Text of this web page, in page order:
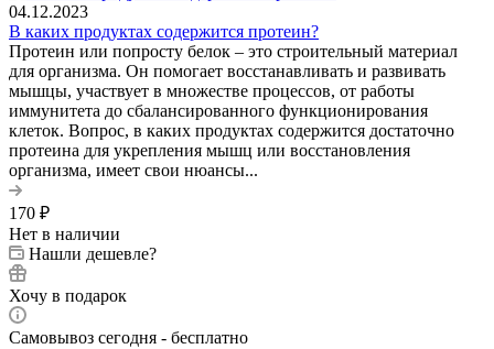
04.12.2023
В каких продуктах содержится протеин?
Протеин или попросту белок – это строительный материал
для организма. Он помогает восстанавливать и развивать
мышцы, участвует в множестве процессов, от работы
иммунитета до сбалансированного функционирования
клеток. Вопрос, в каких продуктах содержится достаточно
протеина для укрепления мышц или восстановления
организма, имеет свои нюансы...
170 ₽
Нет в наличии
Нашли дешевле?
Хочу в подарок
Самовывоз сегодня - бесплатно